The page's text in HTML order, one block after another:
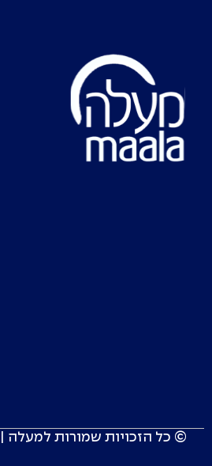
© כל הזכויות שמורות למעלה |